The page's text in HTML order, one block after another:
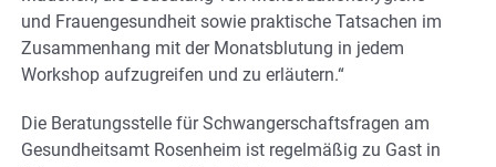
und Frauengesundheit sowie praktische Tatsachen im
Zusammenhang mit der Monatsblutung in jedem
Workshop aufzugreifen und zu erläutern.“
Die Beratungsstelle für Schwangerschaftsfragen am
Gesundheitsamt Rosenheim ist regelmäßig zu Gast in